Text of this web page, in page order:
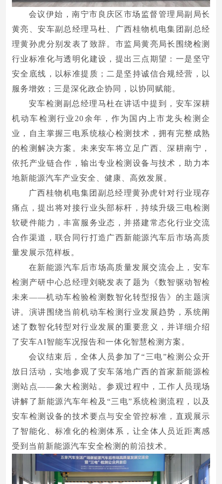
会议伊始，南宁市良庆区市场监督管理局副局长
黄亮、安车副总经理马杜、广西桂物机电集团副总经
理黄孙虎分别发表了致辞。市监局黄亮局长围绕检测
行业标准化与透明化建设，提出三点期望：一是坚守
安全底线，以标准提质；二是坚持诚信合规经营，以
服务增效；三是深化政企协同，以协同赋能。
安车检测副总经理马杜在讲话中提到，安车深耕
机动车检测行业20余年，作为国内上市龙头检测企
业，自主掌握三电系统核心检测技术，拥有完整成熟
的检测解决方案。未来安车将立足广西、深耕南宁，
依托产业链合作，输出专业检测设备与技术，助力本
地新能源汽车产业安全、健康、高效发展。
广西桂物机电集团副总经理黄孙虎针对行业现存
痛点，提出将对接行业头部标杆，持续升级三电检测
软硬件能力，丰富服务业态，并搭建常态化行业交流
合作渠道，联合同行打造广西新能源汽车后市场高质
量发展示范样板。
在新能源汽车后市场高质量发展交流会上，安车
检测产研中心总经理刘晓发表了题为《数智驱动智检
未来——机动车检验检测数智化转型报告》的主题演
讲。演讲围绕当前机动车检测行业发展趋势，系统阐
述了数智化转型对行业发展的重要意义，并详细介绍
了安车AI智能车况报告和一体化智慧检测方案。
会议结束后，全体人员参加了“三电”检测公众开
放日活动，实地参观了安车落地广西的首家新能源检
测站点——象大检测站。参观过程中，工作人员现场
讲解了新能源汽车年检及“三电”系统检测流程，以及
安车检测设备的技术要点与安全管控标准，直观展示
了智能化、标准化的检测体系，让全体人员近距离感
受到当前新能源汽车安全检测的前沿技术。